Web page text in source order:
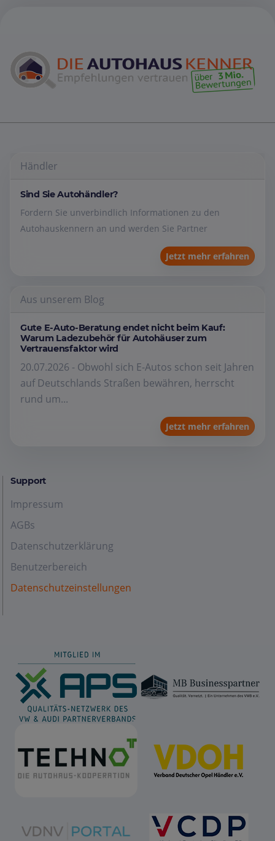
Händler
Sind Sie Autohändler?
Fordern Sie unverbindlich Informationen zu den
Autohauskennern an und werden Sie Partner
Jetzt mehr erfahren
Aus unserem Blog
Gute E-Auto-Beratung endet nicht beim Kauf:
Warum Ladezubehör für Autohäuser zum
Vertrauensfaktor wird
20.07.2026 - Obwohl sich E-Autos schon seit Jahren
auf Deutschlands Straßen bewähren, herrscht
rund um...
Jetzt mehr erfahren
Support
Impressum
AGBs
Datenschutzerklärung
Benutzerbereich
Datenschutzeinstellungen